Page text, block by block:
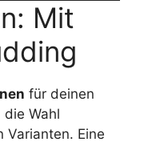
Mit
für deinen
Wahl
Varianten. Eine